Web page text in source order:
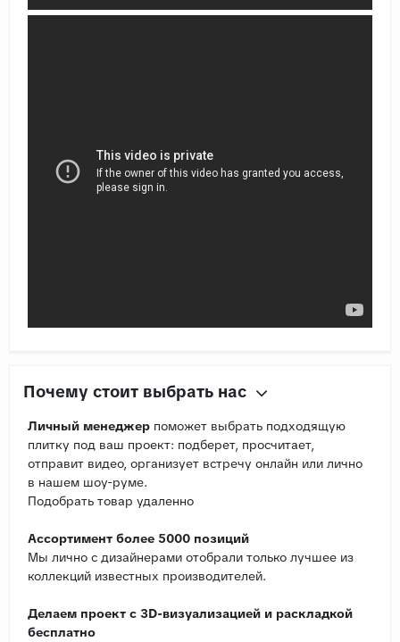
Почему стоит выбрать нас
Личный менеджер поможет выбрать подходящую
плитку под ваш проект: подберет, просчитает,
отправит видео, организует встречу онлайн или лично
в нашем шоу-руме.
Подобрать товар удаленно
Ассортимент более 5000 позиций
Мы лично с дизайнерами отобрали только лучшее из
коллекций известных производителей.
Делаем проект с 3D-визуализацией и раскладкой
бесплатно